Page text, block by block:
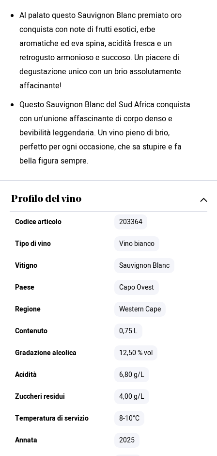
Al palato questo Sauvignon Blanc premiato oro
conquista con note di frutti esotici, erbe
aromatiche ed eva spina, acidità fresca e un
retrogusto armonioso e succoso. Un piacere di
degustazione unico con un brio assolutamente
affacinante!
Questo Sauvignon Blanc del Sud Africa conquista
con un'unione affascinante di corpo denso e
bevibilità leggendaria. Un vino pieno di brio,
perfetto per ogni occasione, che sa stupire e fa
bella figura sempre.
Profilo del vino
Codice articolo 203364
Tipo di vino Vino bianco
Vitigno Sauvignon Blanc
Paese Capo Ovest
Regione Western Cape
Contenuto 0,75 L
Gradazione alcolica 12,50 % vol
Acidità 6,80 g/L
Zuccheri residui 4,00 g/L
Temperatura di servizio 8-10°C
Annata 2025